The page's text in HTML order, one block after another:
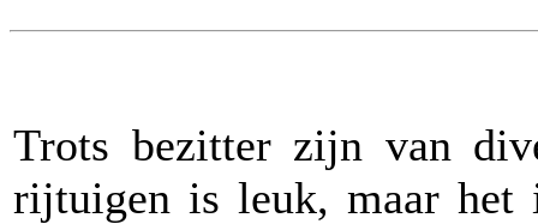
Trots bezitter zijn van
rijtuigen is leuk, maar